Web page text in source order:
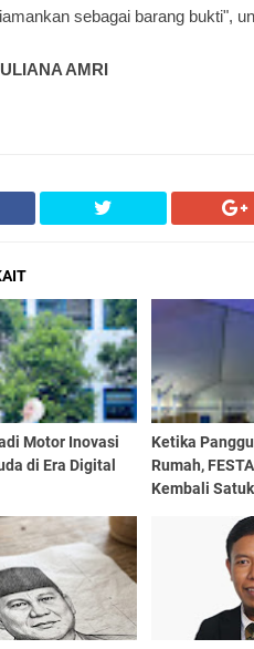
sebagai barang bukti",
AMRI
Motor Inovasi
di Era Digital
Ketika
Rumah,
Kembali